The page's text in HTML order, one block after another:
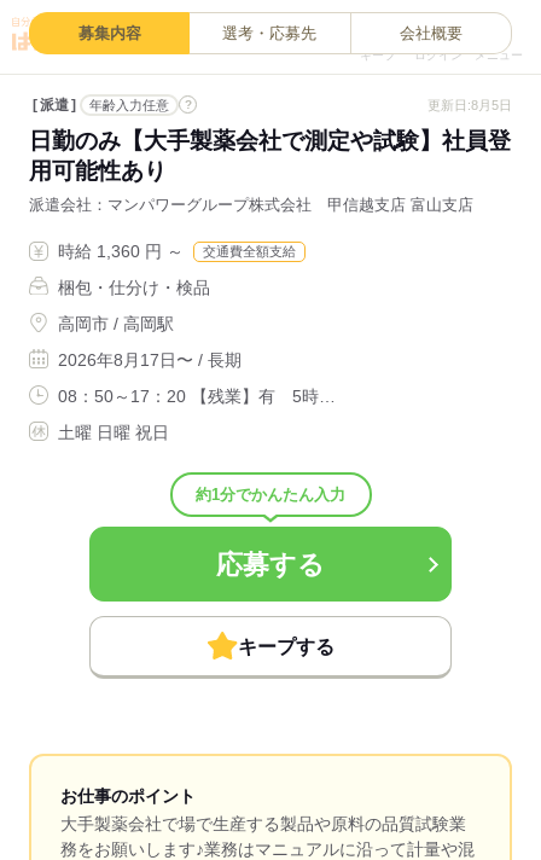
キープ ログイン メニュー
募集内容 選考・応募先 会社概要
派遣 年齢入力任意 ? 更新日:8月5日
日勤のみ【大手製薬会社で測定や試験】社員登
用可能性あり
派遣会社 マンパワーグループ株式会社 甲信越支店 富山支店
時給 1,360 円 ～ 交通費全額支給
梱包・仕分け・検品
高岡市 / 高岡駅
2026年8月17日〜 / 長期
08：50～17：20 【残業】有 5時…
土曜 日曜 祝日
約1分でかんたん入力
応募する
キープする
お仕事のポイント
大手製薬会社で場で生産する製品や原料の品質試験業
務をお願いします♪業務はマニュアルに沿って計量や混